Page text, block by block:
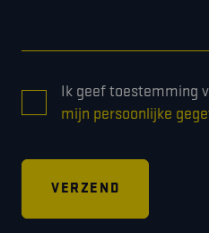
* Ik geef toestemming
mijn persoonlijke